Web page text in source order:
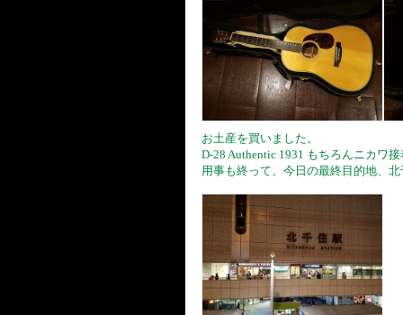
お土産を買いました。
D-28 Authentic 1931 もちろんニカワ
用事も終って、今日の最終目的地、